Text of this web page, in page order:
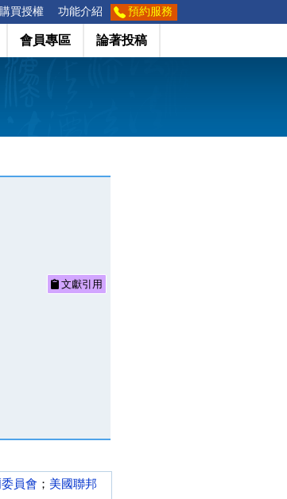
購買授權 功能介紹 預約服務
會員專區 論著投稿
文獻引用
員會 ； 美國聯邦